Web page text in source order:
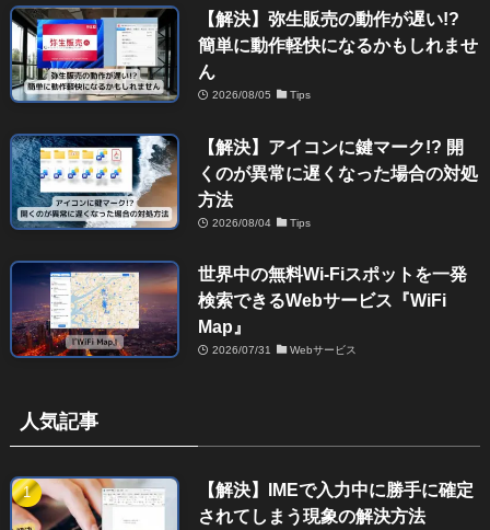
【解決】弥生販売の動作が遅い!?
簡単に動作軽快になるかもしれませ
ん
2026/08/05 Tips
【解決】アイコンに鍵マーク!? 開
くのが異常に遅くなった場合の対処
方法
2026/08/04 Tips
世界中の無料Wi-Fiスポットを一発
検索できるWebサービス『WiFi
Map』
2026/07/31 Webサービス
人気記事
【解決】IMEで入力中に勝手に確定
されてしまう現象の解決方法